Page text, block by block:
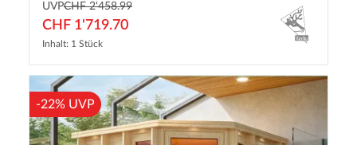
UVPCHF 2'458.99
CHF 1'719.70
Inhalt: 1 Stück
-22% UVP